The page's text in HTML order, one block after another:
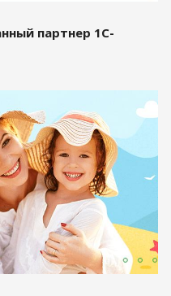
партнер 1С-